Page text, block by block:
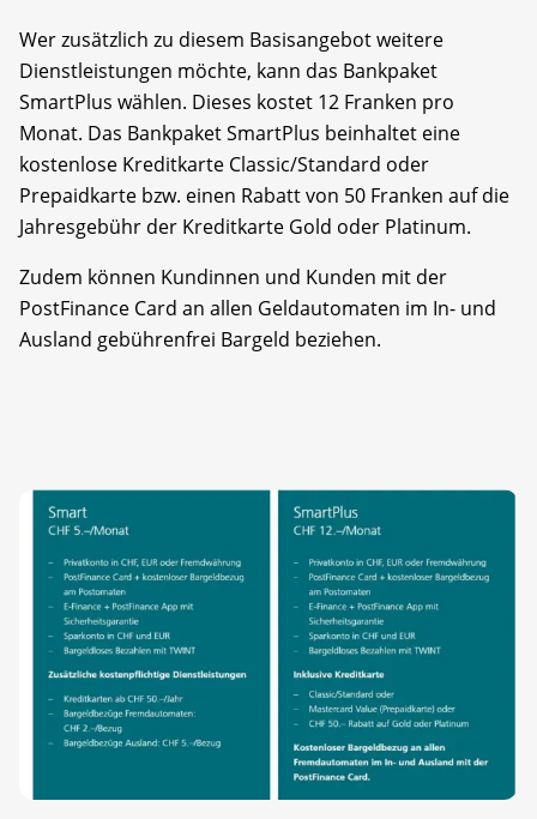
Wer zusätzlich zu diesem Basisangebot weitere
Dienstleistungen möchte, kann das Bankpaket
SmartPlus wählen. Dieses kostet 12 Franken pro
Monat. Das Bankpaket SmartPlus beinhaltet eine
kostenlose Kreditkarte Classic/Standard oder
Prepaidkarte bzw. einen Rabatt von 50 Franken auf die
Jahresgebühr der Kreditkarte Gold oder Platinum.
Zudem können Kundinnen und Kunden mit der
PostFinance Card an allen Geldautomaten im In- und
Ausland gebührenfrei Bargeld beziehen.